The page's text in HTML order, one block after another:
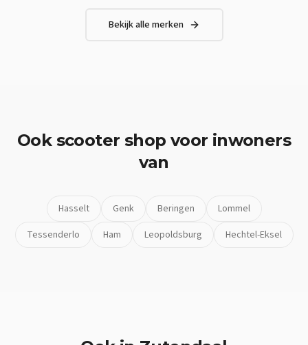
Bekijk alle merken
Ook scooter shop voor inwoners
van
Hasselt Genk Beringen
Lommel
Tessenderlo
Ham Leopoldsburg Hechtel-Eksel